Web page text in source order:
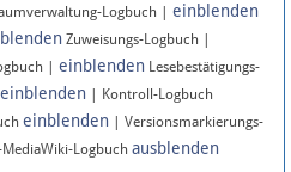
Logbuch | einblenden
Zuweisungs-Logbuch |
| einblenden Lesebestätigungs-
einblenden | Kontroll-Logbuch
einblenden | Versionsmarkierungs-
Logbuch ausblenden